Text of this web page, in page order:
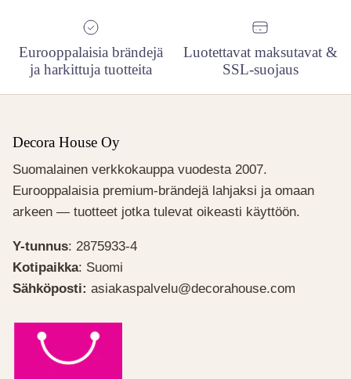
Eurooppalaisia brändejä
ja harkittuja tuotteita
Luotettavat maksutavat &
SSL-suojaus
Decora House Oy
Suomalainen verkkokauppa vuodesta 2007.
Eurooppalaisia premium-brändejä lahjaksi ja omaan
arkeen — tuotteet jotka tulevat oikeasti käyttöön.
Y-tunnus: 2875933-4
Kotipaikka: Suomi
Sähköposti: asiakaspalvelu@decorahouse.com